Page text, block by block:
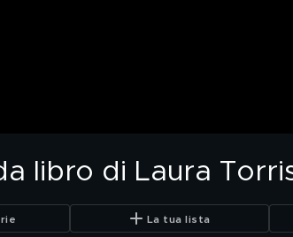
libro di Laura
La tua lista